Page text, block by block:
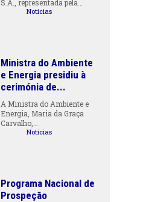
S.A., representada pela…
Notícias
Ministra do Ambiente
e Energia presidiu à
cerimónia de...
A Ministra do Ambiente e
Energia, Maria da Graça
Carvalho,…
Notícias
Programa Nacional de
Prospeção